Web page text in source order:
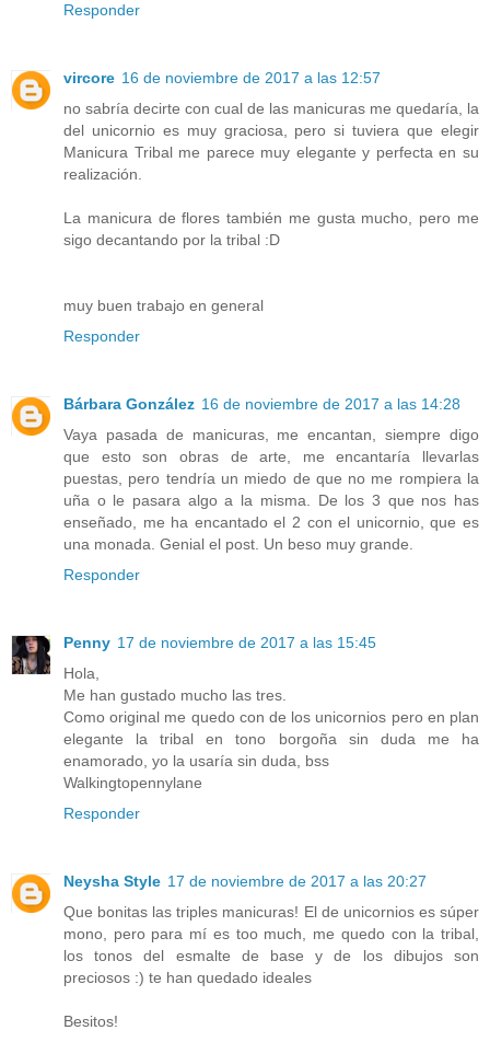
Responder
vircore 16 de noviembre de 2017 a las 12:57
no sabría decirte con cual de las manicuras me quedaría, la
del unicornio es muy graciosa, pero si tuviera que elegir
Manicura Tribal me parece muy elegante y perfecta en su
realización.
La manicura de flores también me gusta mucho, pero me
sigo decantando por la tribal :D
muy buen trabajo en general
Responder
Bárbara González 16 de noviembre de 2017 a las 14:28
Vaya pasada de manicuras, me encantan, siempre digo
que esto son obras de arte, me encantaría llevarlas
puestas, pero tendría un miedo de que no me rompiera la
uña o le pasara algo a la misma. De los 3 que nos has
enseñado, me ha encantado el 2 con el unicornio, que es
una monada. Genial el post. Un beso muy grande.
Responder
Penny 17 de noviembre de 2017 a las 15:45
Hola,
Me han gustado mucho las tres.
Como original me quedo con de los unicornios pero en plan
elegante la tribal en tono borgoña sin duda me ha
enamorado, yo la usaría sin duda, bss
Walkingtopennylane
Responder
Neysha Style 17 de noviembre de 2017 a las 20:27
Que bonitas las triples manicuras! El de unicornios es súper
mono, pero para mí es too much, me quedo con la tribal,
los tonos del esmalte de base y de los dibujos son
preciosos :) te han quedado ideales
Besitos!